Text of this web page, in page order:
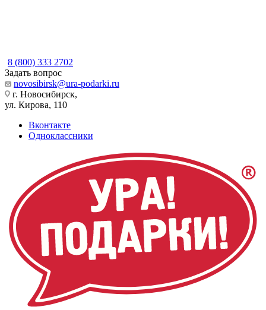
8 (800) 333 2702
Задать вопрос
novosibirsk@ura-podarki.ru
г. Новосибирск,
ул. Кирова, 110
Вконтакте
Одноклассники